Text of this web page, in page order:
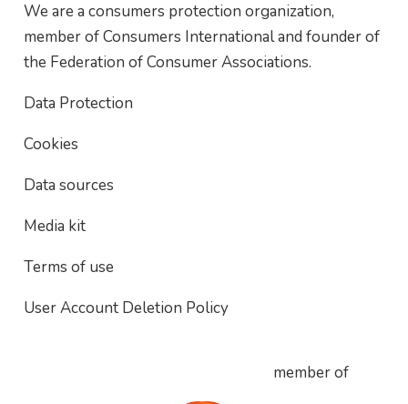
We are a consumers protection organization,
member of Consumers International and founder of
the Federation of Consumer Associations.
Data Protection
Cookies
Data sources
Media kit
Terms of use
User Account Deletion Policy
member of